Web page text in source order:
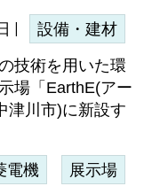
| 設備・建材
技術を用いた環
場「EarthE(アー
津川市)に新設す
電機 展示場